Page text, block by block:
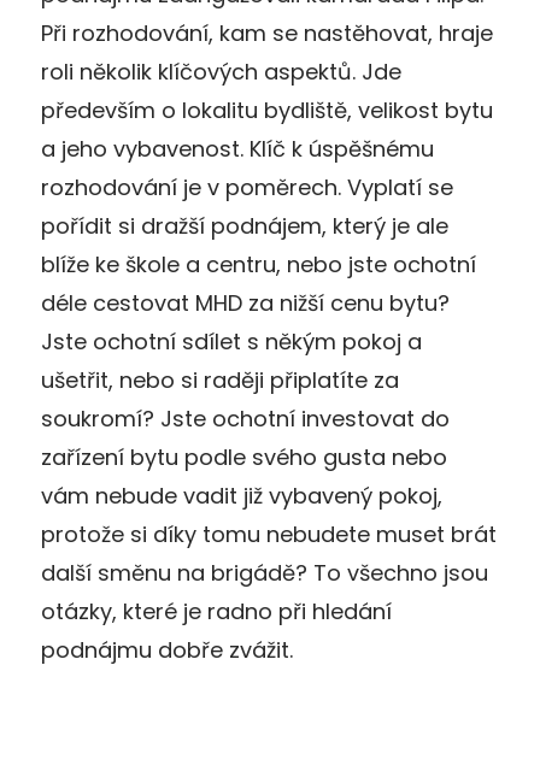
Při rozhodování, kam se nastěhovat, hraje
roli několik klíčových aspektů. Jde
především o lokalitu bydliště, velikost bytu
a jeho vybavenost. Klíč k úspěšnému
rozhodování je v poměrech. Vyplatí se
pořídit si dražší podnájem, který je ale
blíže ke škole a centru, nebo jste ochotní
déle cestovat MHD za nižší cenu bytu?
Jste ochotní sdílet s někým pokoj a
ušetřit, nebo si raději připlatíte za
soukromí? Jste ochotní investovat do
zařízení bytu podle svého gusta nebo
vám nebude vadit již vybavený pokoj,
protože si díky tomu nebudete muset brát
další směnu na brigádě? To všechno jsou
otázky, které je radno při hledání
podnájmu dobře zvážit.